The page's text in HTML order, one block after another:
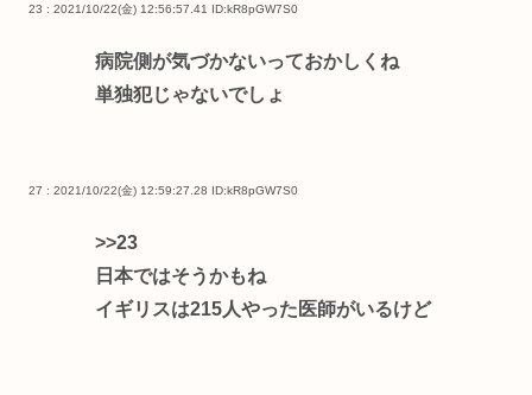
23 : 2021/10/22(金) 12:56:57.41 ID:kR8pGW7S0
病院側が気づかないっておかしくね
単独犯じゃないでしょ
27 : 2021/10/22(金) 12:59:27.28 ID:kR8pGW7S0
>>23
日本ではそうかもね
イギリスは215人やった医師がいるけど